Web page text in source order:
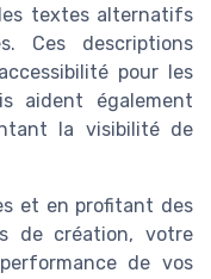
textes alternatifs
Ces descriptions
pour les
aident également
la visibilité de
et en profitant des
de création, votre
de vos